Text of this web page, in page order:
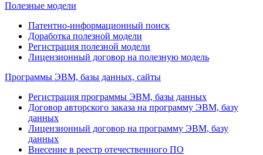
Полезные модели
Патентно-информационный поиск
Доработка полезной модели
Регистрация полезной модели
Лицензионный договор на полезную модель
Программы ЭВМ, базы данных, сайты
Регистрация программы ЭВМ, базы данных
Договор авторского заказа на программу ЭВМ, базу
данных
Лицензионный договор на программу ЭВМ, базу
данных
Внесение в реестр отечественного ПО